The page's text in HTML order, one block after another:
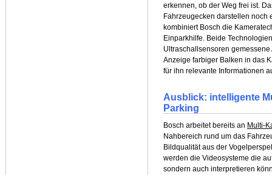
erkennen, ob der Weg frei ist.
Fahrzeugecken darstellen noch
kombiniert Bosch die
Einparkhilfe. Beide
Ultraschallsensoren
Anzeige farbiger Balken in das
für ihn relevante Informationen
Ausblick: intelligente
Parking
Bosch arbeitet bereits an Multi-
Nahbereich rund um das
Bildqualität aus der
werden die Videosysteme die
sondern auch interpretieren